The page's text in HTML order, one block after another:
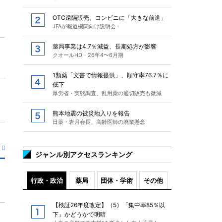
OTC遠隔販売、コンビニに「大きな前進」
JFAが報道機関向け説明会
薬局事業は4.7％減益、長期処方が影響
クオールHD・26年4〜6月期
1類薬「文書で情報提供」、順守率76.7％に
低下
厚労省・実態調査、乱用薬の適切販売も微減
熊本地震の被災地入りを報告
日薬・岩月会長、高齢医師の廃業懸念
ジャンル別アクセスランキング
行政・政治 薬局 団体・学術 その他
【検証26年度改定】（5）「集中率85％以
下」かどうかで明暗